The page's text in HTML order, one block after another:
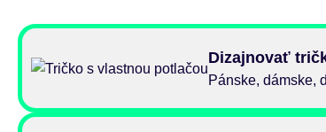
Dizajnovať
Pánske, dámske,